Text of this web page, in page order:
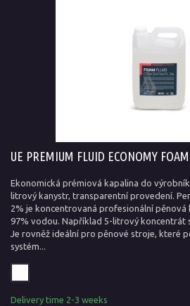
UE PREMIUM FLUID ECONOMY
Ekonomická prémiová kapalina do
litrový kanystr, transparentní provedení.
2% je koncentrovaná profesionální pěnová
97% vodou. Například 5-litrový koncentrát
Je rovněž ideální pro pěnové stroje, které
systém...
Delivery time 2-3 weeks